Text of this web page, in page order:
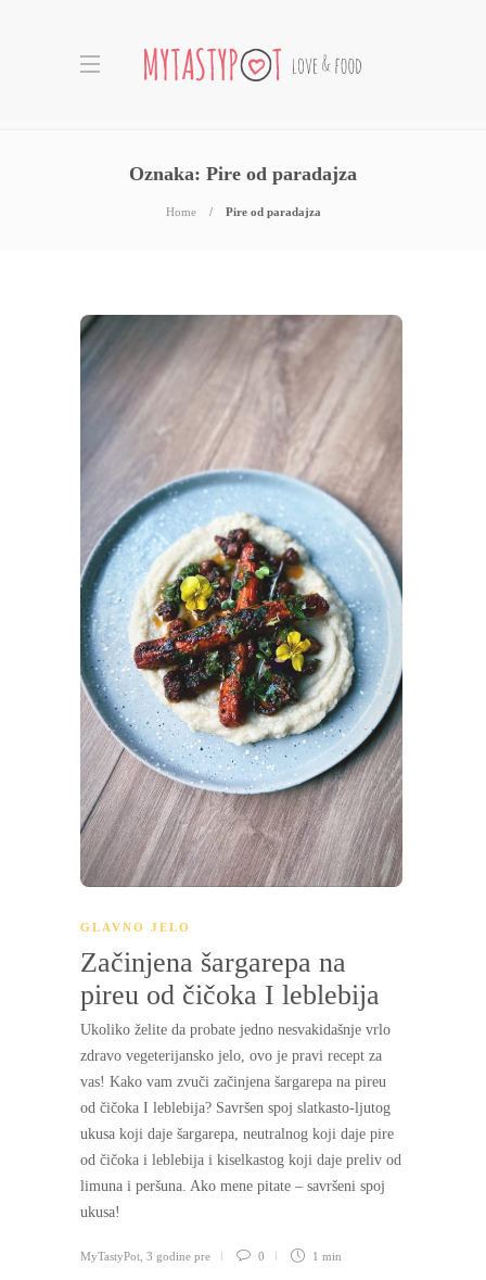
Oznaka: Pire od paradajza
Home Pire od paradajza
GLAVNO JELO
Začinjena šargarepa na
pireu od čičoka I leblebija
Ukoliko želite da probate jedno nesvakidašnje vrlo
zdravo vegeterijansko jelo, ovo je pravi recept za
vas! Kako vam zvuči začinjena šargarepa na pireu
od čičoka I leblebija? Savršen spoj slatkasto-ljutog
ukusa koji daje šargarepa, neutralnog koji daje pire
od čičoka i leblebija i kiselkastog koji daje preliv od
limuna i peršuna. Ako mene pitate – savršeni spoj
ukusa!
MyTastyPot, 3 godine pre 0 1 min